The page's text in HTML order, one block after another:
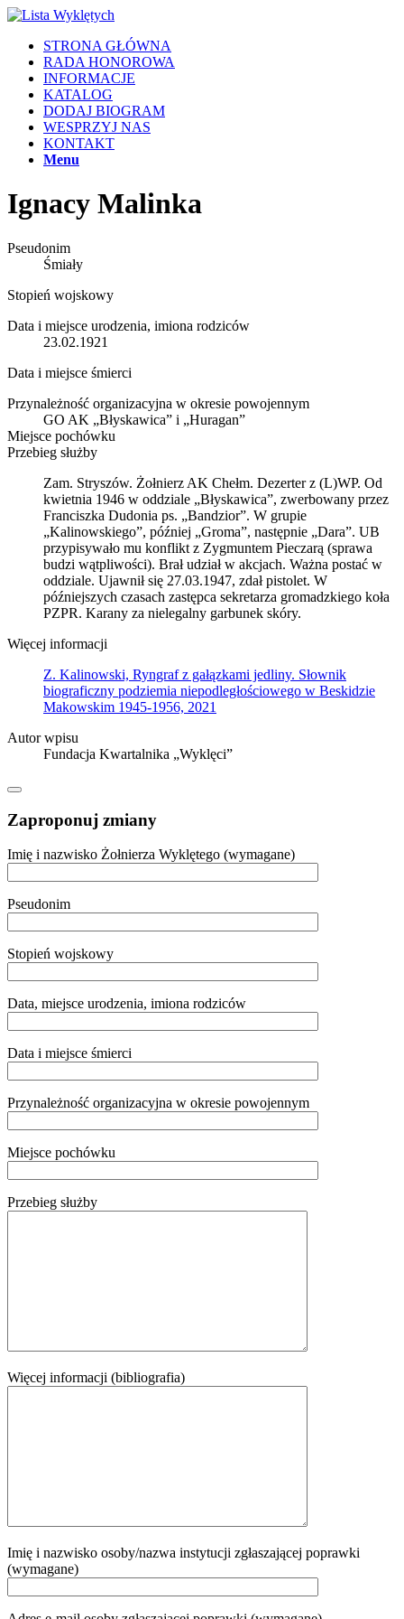
STRONA GŁÓWNA
RADA HONOROWA
INFORMACJE
KATALOG
DODAJ BIOGRAM
WESPRZYJ NAS
KONTAKT
Menu
Ignacy Malinka
Pseudonim
Śmiały
Stopień wojskowy
Data i miejsce urodzenia, imiona rodziców
23.02.1921
Data i miejsce śmierci
Przynależność organizacyjna w okresie powojennym
GO AK „Błyskawica” i „Huragan”
Miejsce pochówku
Przebieg służby
Zam. Stryszów. Żołnierz AK Chełm. Dezerter z (L)WP. Od
kwietnia 1946 w oddziale „Błyskawica”, zwerbowany przez
Franciszka Dudonia ps. „Bandzior”. W grupie
„Kalinowskiego”, później „Groma”, następnie „Dara”. UB
przypisywało mu konflikt z Zygmuntem Pieczarą (sprawa
budzi wątpliwości). Brał udział w akcjach. Ważna postać w
oddziale. Ujawnił się 27.03.1947, zdał pistolet. W
późniejszych czasach zastępca sekretarza gromadzkiego koła
PZPR. Karany za nielegalny garbunek skóry.
Więcej informacji
Z. Kalinowski, Ryngraf z gałązkami jedliny. Słownik
biograficzny podziemia niepodległościowego w Beskidzie
Makowskim 1945-1956, 2021
Autor wpisu
Fundacja Kwartalnika „Wyklęci”
Zaproponuj zmiany
Imię i nazwisko Żołnierza Wyklętego (wymagane)
Pseudonim
Stopień wojskowy
Data, miejsce urodzenia, imiona rodziców
Data i miejsce śmierci
Przynależność organizacyjna w okresie powojennym
Miejsce pochówku
Przebieg służby
Więcej informacji (bibliografia)
Imię i nazwisko osoby/nazwa instytucji zgłaszającej poprawki
(wymagane)